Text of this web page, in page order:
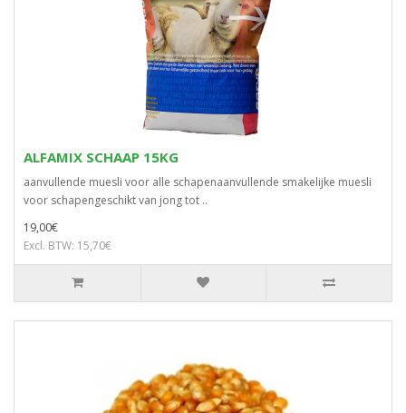
ALFAMIX SCHAAP 15KG
aanvullende muesli voor alle schapenaanvullende smakelijke muesli
voor schapengeschikt van jong tot ..
19,00€
Excl. BTW: 15,70€